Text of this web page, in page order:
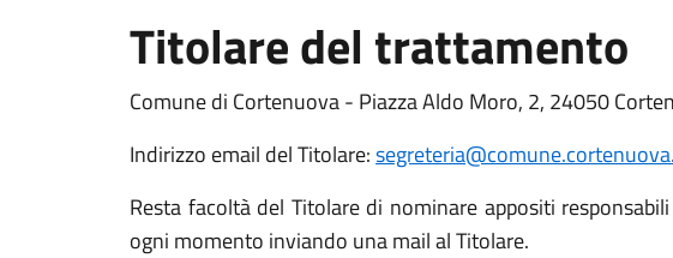
Titolare del trattamento
Comune di Cortenuova - Piazza Aldo Moro, 2, 24050
Indirizzo email del Titolare:
Resta facoltà del Titolare di nominare appositi
ogni momento inviando una mail al Titolare.